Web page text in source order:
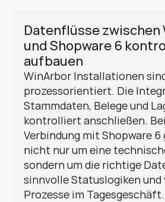
Datenflüsse zwischen
und Shopware 6
aufbauen
WinArbor Installationen
prozessorientiert. Die
Stammdaten, Belege und
kontrolliert anschließen.
Verbindung mit Shopware 6
nicht nur um eine
sondern um die richtige
sinnvolle Statuslogiken und
Prozesse im Tagesgeschäft.